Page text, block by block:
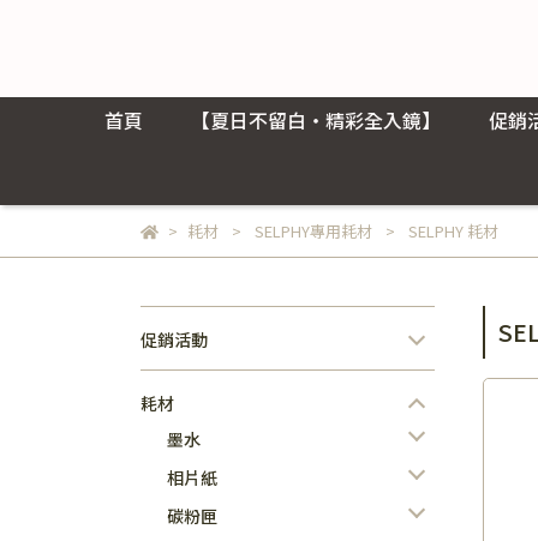
首頁 【夏日不留白・精彩全入鏡】 促銷
耗材 SELPHY專用耗材 SELPHY 耗材
促銷活動
耗材
墨水
相片紙
碳粉匣